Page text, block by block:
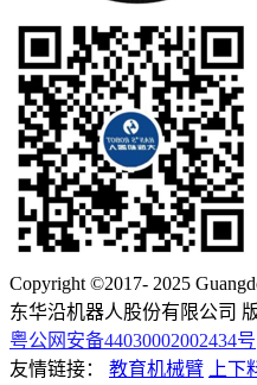
Copyright ©2017- 2025
东华沿机器人股份有限公司
粤公网安备44030002002434号
友情链接：
教育机械臂 上下